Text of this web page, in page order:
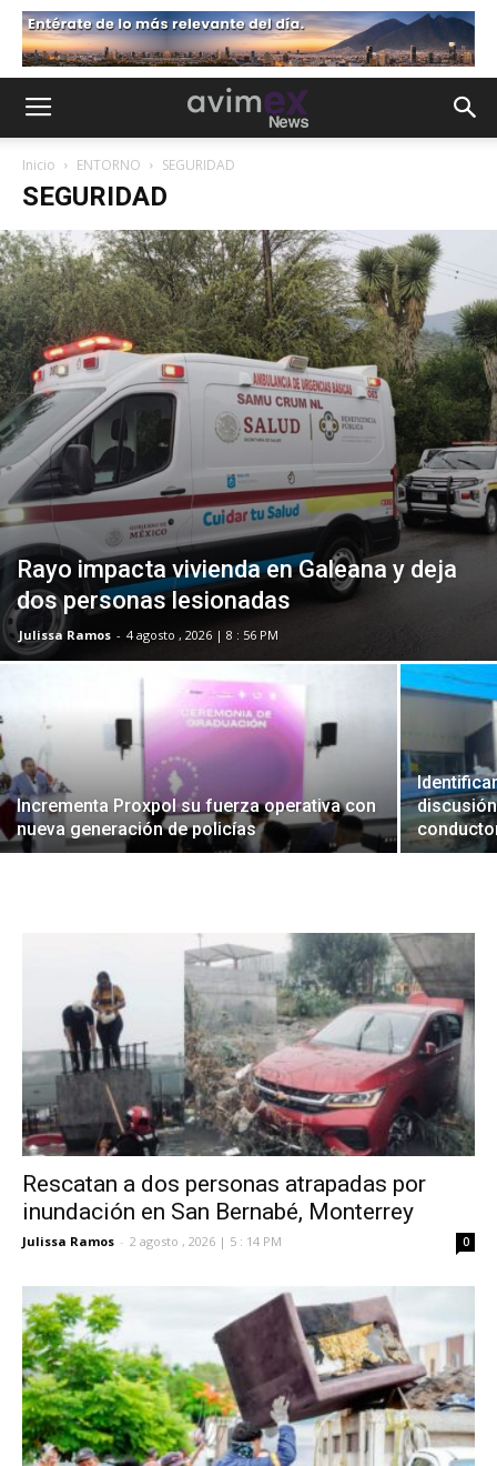
Inicio ENTORNO SEGURIDAD
SEGURIDAD
Rayo impacta vivienda en Galeana y deja
dos personas lesionadas
Julissa Ramos - 4 agosto , 2026 | 8 : 56 PM
Incrementa Proxpol su fuerza operativa con
nueva generación de policías
Rescatan a dos personas atrapadas por
inundación en San Bernabé, Monterrey
Julissa Ramos - 2 agosto , 2026 | 5 : 14 PM 0